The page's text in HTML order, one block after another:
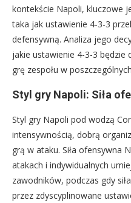
kontekście Napoli, kluczowe
taka jak ustawienie 4-3-3
defensywną. Analiza jego
jakie ustawienie 4-3-3 będzie
grę zespołu w
Styl gry Napoli: Siła
Styl gry Napoli pod wodzą
intensywnością, dobrą
grą w ataku. Siła ofensywna
atakach i indywidualnych
zawodników, podczas gdy
przez zdyscyplinowane